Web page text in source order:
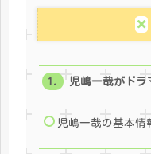
児嶋一哉がドラ
児嶋一哉の基本情